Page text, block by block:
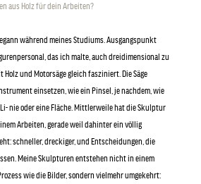
aus Holz für dein Arbeiten?
während meines Studiums. Ausgangspunkt
das ich malte, auch dreidimensional zu
und Motorsäge gleich fasziniert. Die Säge
einsetzen, wie ein Pinsel, je nachdem, wie
nie oder eine Fläche. Mittlerweile hat die Skulptur
Arbeiten, gerade weil dahinter ein völlig
schneller, dreckiger, und Entscheidungen, die
Meine Skulpturen entstehen nicht in einem
wie die Bilder, sondern vielmehr umgekehrt: